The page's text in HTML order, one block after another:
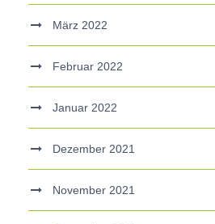
März 2022
Februar 2022
Januar 2022
Dezember 2021
November 2021